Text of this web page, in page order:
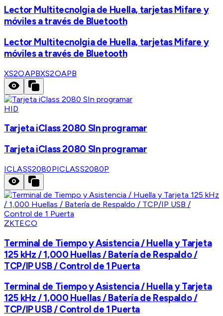
Lector Multitecnolgia de Huella, tarjetas Mifare y
móviles a través de Bluetooth
Lector Multitecnolgia de Huella, tarjetas Mifare y
móviles a través de Bluetooth
XS2OAPBXS2OAPB
HID
Tarjeta iClass 2080 SIn programar
Tarjeta iClass 2080 SIn programar
ICLASS2080PICLASS2080P
ZKTECO
Terminal de Tiempo y Asistencia / Huella y Tarjeta
125 kHz / 1,000 Huellas / Batería de Respaldo /
TCP/IP USB / Control de 1 Puerta
Terminal de Tiempo y Asistencia / Huella y Tarjeta
125 kHz / 1,000 Huellas / Batería de Respaldo /
TCP/IP USB / Control de 1 Puerta